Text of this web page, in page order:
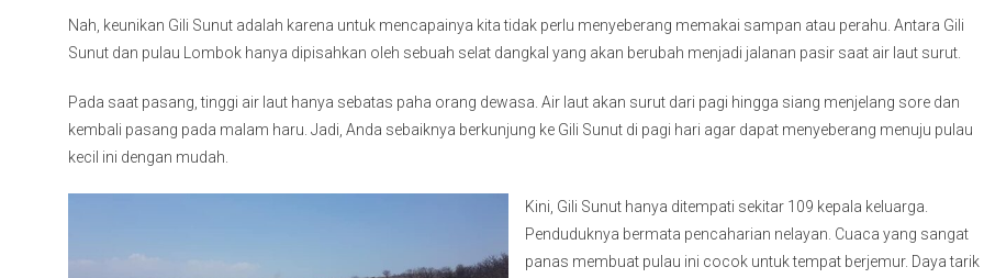
Nah, keunikan Gili Sunut adalah karena untuk mencapainya kita tidak perlu menyeberang memakai sampan atau perahu. Antara Gili
Sunut dan pulau Lombok hanya dipisahkan oleh sebuah selat dangkal yang akan berubah menjadi jalanan pasir saat air laut surut.
Pada saat pasang, tinggi air laut hanya sebatas paha orang dewasa. Air laut akan surut dari pagi hingga siang menjelang sore dan
kembali pasang pada malam haru. Jadi, Anda sebaiknya berkunjung ke Gili Sunut di pagi hari agar dapat menyeberang menuju pulau
kecil ini dengan mudah.
Kini, Gili Sunut hanya ditempati sekitar 109 kepala keluarga.
Penduduknya bermata pencaharian nelayan. Cuaca yang sangat
panas membuat pulau ini cocok untuk tempat berjemur. Daya tarik